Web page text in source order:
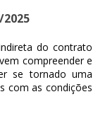
do contrato
compreender e
se tornado uma
com as condições